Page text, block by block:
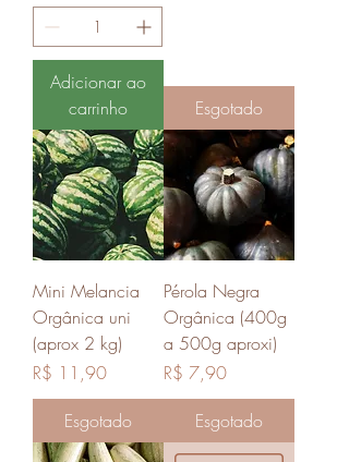
Adicionar ao
carrinho
Esgotado
Mini Melancia
Orgânica uni
(aprox 2 kg)
Preço
R$ 11,90
Esgotado
Pérola Negra
Orgânica (400g
a 500g aproxi)
Preço
R$ 7,90
Esgotado